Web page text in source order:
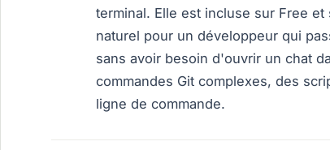
terminal. Elle est incluse sur Free
naturel pour un développeur qui
sans avoir besoin d'ouvrir un chat
commandes Git complexes, des
ligne de commande.